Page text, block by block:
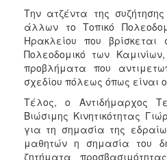
Την ατζέντα της
άλλων το Τοπικό
Ηρακλείου που βρίσκεται
Πολεοδομικό των
προβλήματα που
σχεδίου πόλεως όπως είναι
Τέλος, ο Αντιδήμαρχος
Βιώσιμης Κινητικότητας
για τη σημασία της
μαθητών η σημασία του
ζητήματα